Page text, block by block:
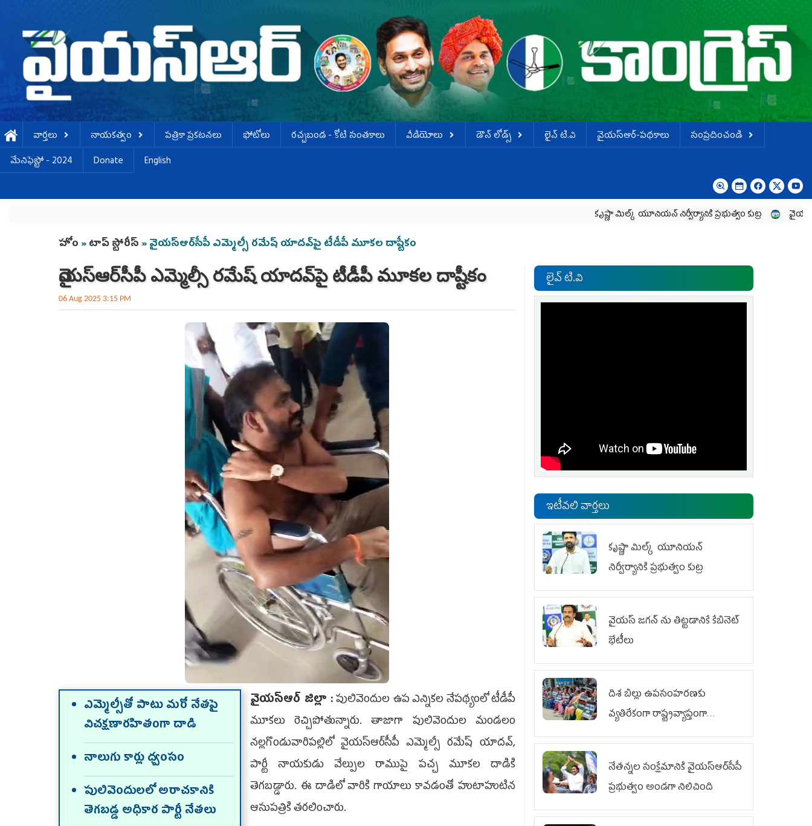
వార్తలు నాయకత్వం పత్రికా ప్రకటనలు ఫోటోలు ర‌చ్చ‌బండ‌ - కోటి సంత‌కాలు వీడియోలు డౌన్ లోడ్స్ లైవ్ టి.వి వైయస్ఆర్-పథకాలు
సంప్రదించండి
మేనిఫెస్టో - 2024
Donate English
కృష్ణా మిల్క్‌ యూనియన్‌ నిర్వీర్యానికి ప్రభుత్వం కుట్ర వైయ‌స్ జగన్‌ ను తిట్టడానికే
You are here
హోం »టాప్ స్టోరీస్ » వైయ‌స్ఆర్‌సీపీ ఎమ్మెల్సీ ర‌మేష్ యాద‌వ్‌పై టీడీపీ మూక‌ల దాష్టీకం
వైయ‌స్ఆర్‌సీపీ ఎమ్మెల్సీ ర‌మేష్ యాద‌వ్‌పై టీడీపీ మూక‌ల దాష్టీకం
06 Aug 2025 3:15 PM
ఎమ్మెల్సీతో పాటు మ‌రో నేత‌పై
విచ‌క్ష‌ణార‌హితంగా దాడి
నాలుగు కార్లు ధ్వంసం
పులివెందుల‌లో అరాచ‌కానికి
తెగ‌బడ్డ అధికార పార్టీ నేత‌లు
వైయ‌స్ఆర్ జిల్లా :పులివెందుల ఉప ఎన్నికల నేపథ్యంలో టీడీపీ
మూకలు రెచ్చిపోతున్నారు. తాజాగా పులివెందుల మండలం
నల్లగొండువారిపల్లిలో వైయ‌స్ఆర్‌సీపీ ఎమ్మెల్సీ రమేష్‌ యాదవ్‌,
పార్టీ నాయకుడు వేల్పుల రాముపై పచ్చ మూకల దాడికి
తెగబడ్డారు. ఈ దాడిలో వారికి గాయాలు కావడంతో హుటాహుటిన
ఆసుపత్రికి తరలించారు.
లైవ్ టి.వి
ఇటీవలి వార్తలు
కృష్ణా మిల్క్‌ యూనియన్‌
నిర్వీర్యానికి ప్రభుత్వం కుట్ర
వైయ‌స్ జగన్‌ ను తిట్టడానికే కేబినెట్‌
భేటీలు
దిశ బిల్లు ఉపసంహరణకు
వ్యతిరేకంగా రాష్ట్రవ్యాప్తంగా
వైయ‌స్ఆర్‌సీపీ మహిళా విభాగం
నేతన్నల సంక్షేమానికి వైయ‌స్ఆర్‌సీపీ
ప్రభుత్వం అండగా నిలిచింది